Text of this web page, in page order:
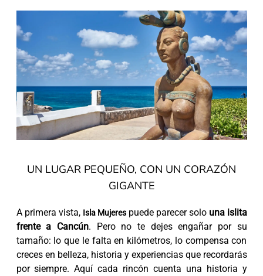
UN LUGAR PEQUEÑO, CON UN CORAZÓN
GIGANTE
A primera vista, Isla Mujerespuede parecer solo una islita
frente a Cancún. Pero no te dejes engañar por su
tamaño: lo que le falta en kilómetros, lo compensa con
creces en belleza, historia y experiencias que recordarás
por siempre. Aquí cada rincón cuenta una historia y